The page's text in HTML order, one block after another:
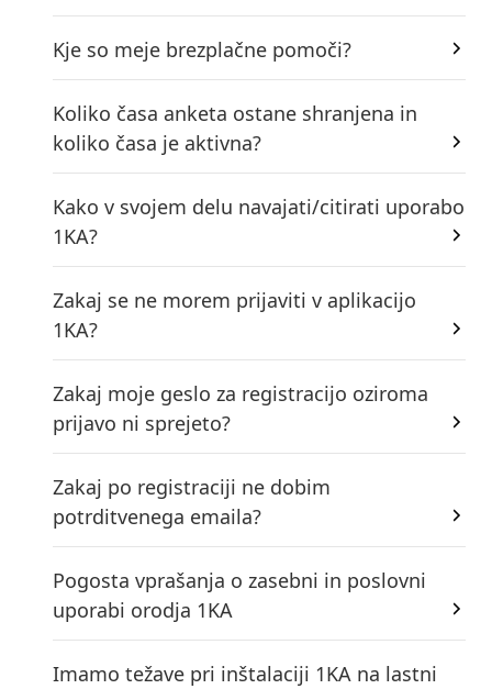
Kje so meje brezplačne pomoči?
Koliko časa anketa ostane shranjena in
koliko časa je aktivna?
Kako v svojem delu navajati/citirati uporabo
1KA?
Zakaj se ne morem prijaviti v aplikacijo
1KA?
Zakaj moje geslo za registracijo oziroma
prijavo ni sprejeto?
Zakaj po registraciji ne dobim
potrditvenega emaila?
Pogosta vprašanja o zasebni in poslovni
uporabi orodja 1KA
Imamo težave pri inštalaciji 1KA na lastni